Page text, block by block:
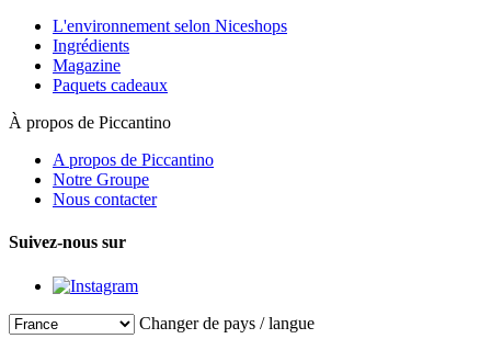
L'environnement selon Niceshops
Ingrédients
Magazine
Paquets cadeaux
À propos de Piccantino
A propos de Piccantino
Notre Groupe
Nous contacter
Suivez-nous sur
Changer de pays / langue